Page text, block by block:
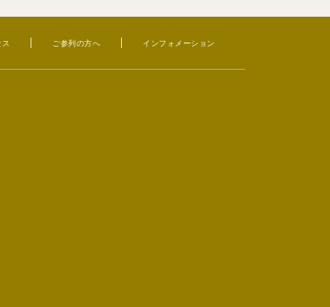
ご参列の方へ インフォメーション